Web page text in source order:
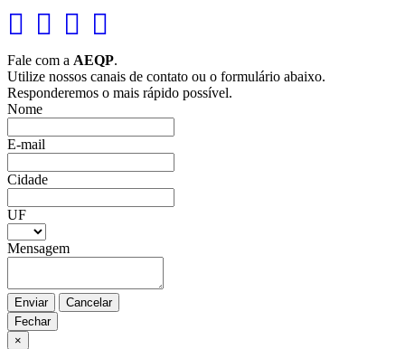
Fale com a AEQP.
Utilize nossos canais de contato ou o formulário abaixo.
Responderemos o mais rápido possível.
Nome
E-mail
Cidade
UF
Mensagem
Enviar
Cancelar
Fechar
×